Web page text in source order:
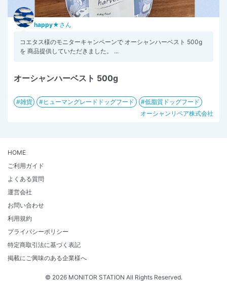
happy★ さん
コエタス様のモニターキャンペーンで オーシャンハーベスト 500g
を 商品提供していただきました。 ...
オーシャンハーベスト 500g
雑貨 ヒューマングレードドッグフード
低脂質ドッグフード
オーシャンリペア株式会社
HOME
ご利用ガイド
よくある質問
運営会社
お問い合わせ
利用規約
プライバシーポリシー
特定商取引法に基づく表記
掲載にご興味のある企業様へ
© 2026 MONITOR STATION All Rights Reserved.